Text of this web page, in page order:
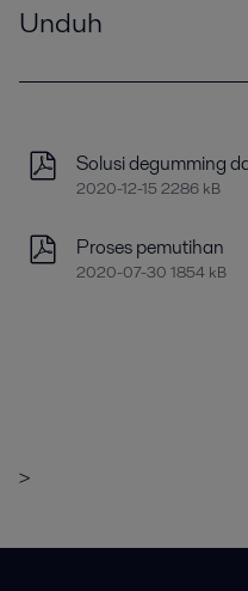
Unduh
Solusi degumming
2020-12-15 2286 kB
Proses pemutihan
2020-07-30 1854 kB
>